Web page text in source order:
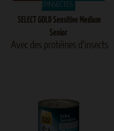
D'INSECTES
SELECT GOLD Sensitive Medium
Senior
Avec des protéines d'insects